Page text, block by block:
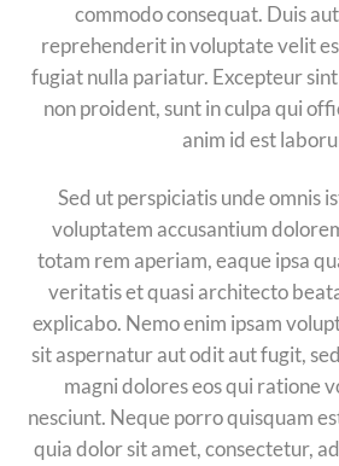
commodo consequat. Duis
reprehenderit in voluptate velit
fugiat nulla pariatur. Excepteur
non proident, sunt in culpa qui
anim id est
Sed ut perspiciatis unde omnis
voluptatem accusantium
totam rem aperiam, eaque ipsa
veritatis et quasi architecto
explicabo. Nemo enim ipsam
sit aspernatur aut odit aut fugit,
magni dolores eos qui ratione
nesciunt. Neque porro quisquam
quia dolor sit amet, consectetur,